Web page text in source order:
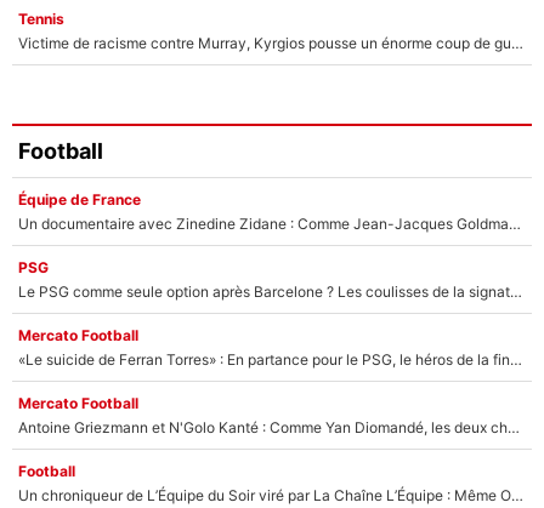
Tennis
Victime de racisme contre Murray, Kyrgios pousse un énorme coup de gueule !
Football
Équipe de France
Un documentaire avec Zinedine Zidane : Comme Jean-Jacques Goldman et Mylène Farmer, le nouveau sélectionneur de l'équipe de France a recalé une journaliste très connue
PSG
Le PSG comme seule option après Barcelone ? Les coulisses de la signature historique de Lionel Messi sont révélées au grand jour !
Mercato Football
«Le suicide de Ferran Torres» : En partance pour le PSG, le héros de la finale de la Coupe du monde s'attire les foudres de la presse espagnole !
Mercato Football
Antoine Griezmann et N'Golo Kanté : Comme Yan Diomandé, les deux champions du monde ont refusé de signer au PSG !
Football
Un chroniqueur de L’Équipe du Soir viré par La Chaîne L’Équipe : Même Olivier Ménard n’avait pas pu empêcher son départ, «je l’ai appris sur Twitter, je l’ai vécu assez mal»